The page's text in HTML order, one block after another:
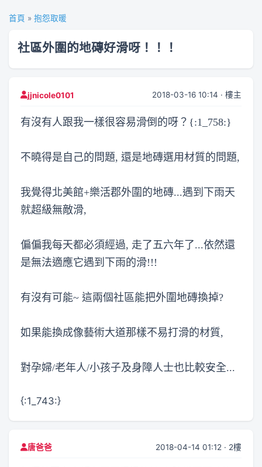
首頁 » 抱怨取暖
社區外圍的地磚好滑呀！！！
jjnicole0101 2018-03-16 10:14 · 樓主
有沒有人跟我一樣很容易滑倒的呀？{:1_758:}
不曉得是自己的問題, 還是地磚選用材質的問題,
我覺得北美館+樂活郡外圍的地磚...遇到下雨天
就超級無敵滑,
偏偏我每天都必須經過, 走了五六年了...依然還
是無法適應它遇到下雨的滑!!!
有沒有可能~ 這兩個社區能把外圍地磚換掉?
如果能換成像藝術大道那樣不易打滑的材質,
對孕婦/老年人/小孩子及身障人士也比較安全...
{:1_743:}
唐爸爸 2018-04-14 01:12 · 2樓